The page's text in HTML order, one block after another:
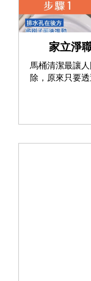
家立淨
馬桶清潔最讓
除，原來只要